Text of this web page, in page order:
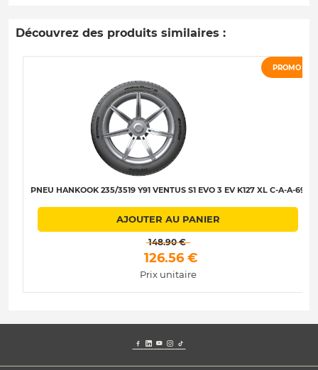
Découvrez des produits similaires :
PROMO
PNEU HANKOOK 235/3519 Y91 VENTUS S1 EVO 3 EV K127 XL C-A-A-69
AJOUTER AU PANIER
148.90 €
126.56 €
Prix unitaire